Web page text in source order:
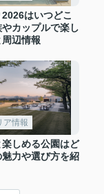
はいつどこ
カップルで楽し
辺情報
ア情報
しめる公園はど
力や選び方を紹